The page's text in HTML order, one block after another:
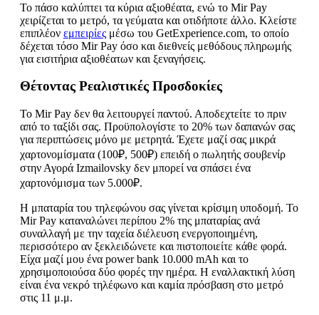
Το πάσο καλύπτει τα κύρια αξιοθέατα, ενώ το Mir Pay
χειρίζεται το μετρό, τα γεύματα και οτιδήποτε άλλο. Κλείστε
επιπλέον εμπειρίες μέσω του GetExperience.com, το οποίο
δέχεται τόσο Mir Pay όσο και διεθνείς μεθόδους πληρωμής
για εισιτήρια αξιοθέατων και ξεναγήσεις.
Θέτοντας Ρεαλιστικές Προσδοκίες
Το Mir Pay δεν θα λειτουργεί παντού. Αποδεχτείτε το πριν
από το ταξίδι σας. Προϋπολογίστε το 20% των δαπανών σας
για περιπτώσεις μόνο με μετρητά. Έχετε μαζί σας μικρά
χαρτονομίσματα (100₽, 500₽) επειδή ο πωλητής σουβενίρ
στην Αγορά Izmailovsky δεν μπορεί να σπάσει ένα
χαρτονόμισμα των 5.000₽.
Η μπαταρία του τηλεφώνου σας γίνεται κρίσιμη υποδομή. Το
Mir Pay καταναλώνει περίπου 2% της μπαταρίας ανά
συναλλαγή με την ταχεία διέλευση ενεργοποιημένη,
περισσότερο αν ξεκλειδώνετε και πιστοποιείτε κάθε φορά.
Είχα μαζί μου ένα power bank 10.000 mAh και το
χρησιμοποιούσα δύο φορές την ημέρα. Η εναλλακτική λύση
είναι ένα νεκρό τηλέφωνο και καμία πρόσβαση στο μετρό
στις 11 μ.μ.